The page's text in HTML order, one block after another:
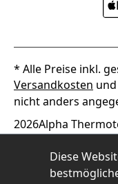
* Alle Preise inkl.
Versandkosten
nicht anders
2026Alpha
Diese